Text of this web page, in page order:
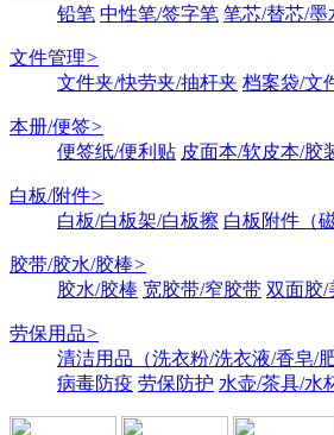
铅笔 中性笔/签字笔 笔芯/替芯/墨
文件管理>
文件夹/快劳夹/抽杆夹 档案袋/文
本册/便签>
便签纸/便利贴 皮面本/软皮本/胶
白板/附件>
白板/白板架/白板擦 白板附件（
胶带/胶水/胶棒>
胶水/胶棒 宽胶带/窄胶带 双面胶/
劳保用品>
清洁用品（洗衣粉/洗衣液/香皂/
病毒防疫 劳保防护 水壶/茶具/水